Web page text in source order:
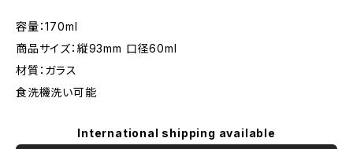
容量：170ml
商品サイズ：縦93mm 口径60ml
材質：ガラス
食洗機洗い可能
International shipping available